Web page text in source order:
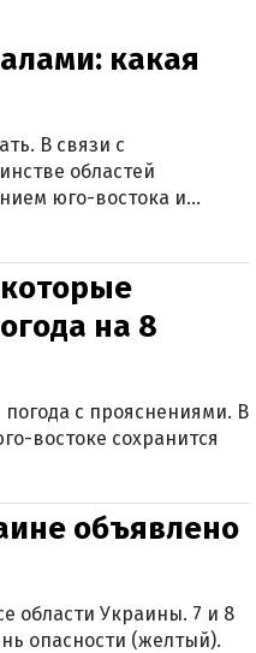
какая
В связи с
областей
юго-востока и
на 8
погода с прояснениями. В
востоке сохранится
объявлено
области Украины. 7 и 8
опасности (желтый).